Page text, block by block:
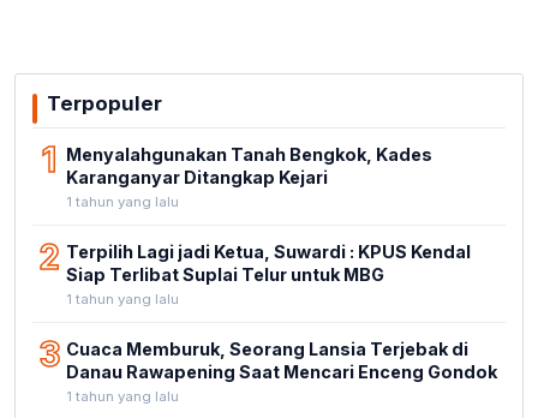
Terpopuler
1 Menyalahgunakan Tanah Bengkok, Kades
Karanganyar Ditangkap Kejari
1 tahun yang lalu
2 Terpilih Lagi jadi Ketua, Suwardi : KPUS Kendal
Siap Terlibat Suplai Telur untuk MBG
1 tahun yang lalu
3 Cuaca Memburuk, Seorang Lansia Terjebak di
Danau Rawapening Saat Mencari Enceng Gondok
1 tahun yang lalu